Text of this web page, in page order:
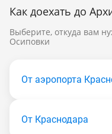
Как доехать до
Выберите, откуда вам
Осиповки
От аэропорта
От Краснодара